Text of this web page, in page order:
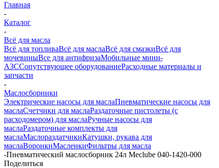
Главная
-
Каталог
-
Всё для масла
Всё для топливаВсё для маслаВсё для смазкиВсё для
мочевиныВсе для антифризаМобильные мини-
АЗССопутствующее оборудованиеРасходные материалы и
запчасти
-
Маслосборники
Электрические насосы для маслаПневматические насосы для
маслаСчетчики для маслаРаздаточные пистолеты (с
расходомером) для маслаРучные насосы для
маслаРаздаточные комплекты для
маслаМаслораздатчикиКатушки, рукава для
маслаВоронкиМасленкиФильтры для масла
-Пневматический маслосборник 24л Meclube 040-1420-000
Поделиться